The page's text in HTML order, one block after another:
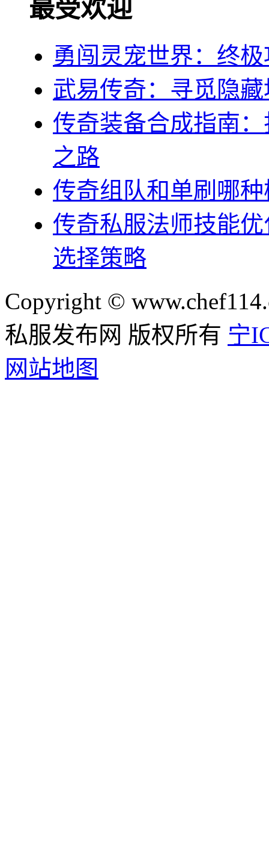
最受欢迎
勇闯灵宠世界：终
武易传奇：寻觅隐
传奇装备合成指南
之路
传奇组队和单刷哪
传奇私服法师技能
选择策略
Copyright ©
私服发布网 版权所有 宁
网站地图